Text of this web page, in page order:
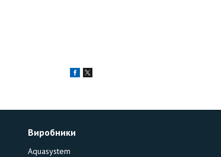
Виробники
Aquasystem